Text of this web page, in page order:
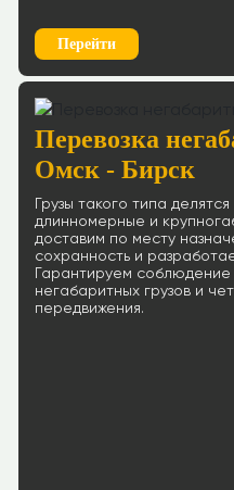
Перейти
Перевозка
Омск - Бирск
Грузы такого типа
длинномерные и
доставим по месту
сохранность и
Гарантируем
негабаритных грузов и
передвижения.